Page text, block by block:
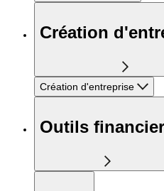
Création
Création d'entreprise
Outils